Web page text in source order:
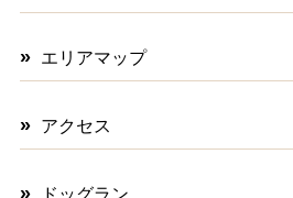
エリアマップ
アクセス
ドッグラン